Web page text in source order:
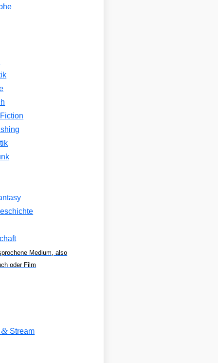
Medium, also
oder Film
& Stream